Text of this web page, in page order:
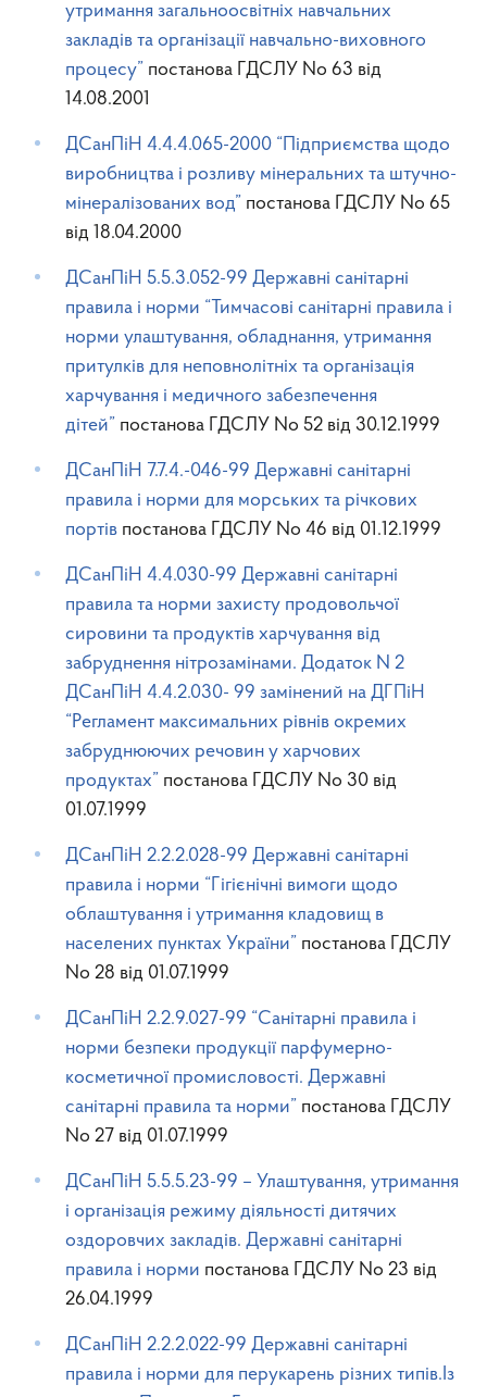
утримання загальноосвітніх навчальних
закладів та організації навчально-виховного
процесу” постанова ГДСЛУ No 63 від
14.08.2001
ДСанПіН 4.4.4.065-2000 “Підприємства щодо
виробництва і розливу мінеральних та штучно-
мінералізованих вод” постанова ГДСЛУ No 65
від 18.04.2000
ДСанПіН 5.5.3.052-99 Державні санітарні
правила і норми “Тимчасові санітарні правила і
норми улаштування, обладнання, утримання
притулків для неповнолітніх та організація
харчування і медичного забезпечення
дітей” постанова ГДСЛУ No 52 від 30.12.1999
ДСанПіН 7.7.4.-046-99 Державні санітарні
правила і норми для морських та річкових
портів постанова ГДСЛУ No 46 від 01.12.1999
ДСанПіН 4.4.030-99 Державні санітарні
правила та норми захисту продовольчої
сировини та продуктів харчування від
забруднення нітрозамінами. Додаток N 2
ДСанПіН 4.4.2.030- 99 замінений на ДГПіН
“Регламент максимальних рівнів окремих
забруднюючих речовин у харчових
продуктах” постанова ГДСЛУ No 30 від
01.07.1999
ДСанПіН 2.2.2.028-99 Державні санітарні
правила і норми “Гігієнічні вимоги щодо
облаштування і утримання кладовищ в
населених пунктах України” постанова ГДСЛУ
No 28 від 01.07.1999
ДСанПіН 2.2.9.027-99 “Санітарні правила і
норми безпеки продукції парфумерно-
косметичної промисловості. Державні
санітарні правила та норми” постанова ГДСЛУ
No 27 від 01.07.1999
ДСанПіН 5.5.5.23-99 – Улаштування, утримання
і організація режиму діяльності дитячих
оздоровчих закладів. Державні санітарні
правила і норми постанова ГДСЛУ No 23 від
26.04.1999
ДСанПіН 2.2.2.022-99 Державні санітарні
правила і норми для перукарень різних типів.Із